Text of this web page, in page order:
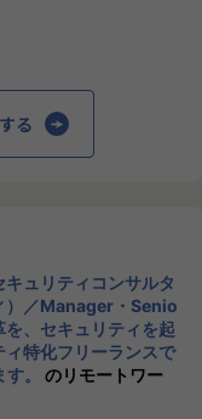
決することにや
ングループ全体
ら定義していく
。
ビリティ基盤、I
くテーマが揃って
、自分の手で土
る
キュリティコンサルタ
）／Manager・Senio
、セキュリティを起
特化フリーランスで
。
のリモートワー